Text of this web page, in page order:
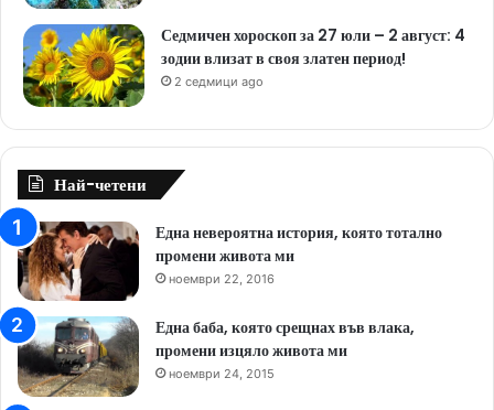
Седмичен хороскоп за 27 юли – 2 август: 4
зодии влизат в своя златен период!
2 седмици ago
Най-четени
Една невероятна история, която тотално
промени живота ми
ноември 22, 2016
Една баба, която срещнах във влака,
промени изцяло живота ми
ноември 24, 2015